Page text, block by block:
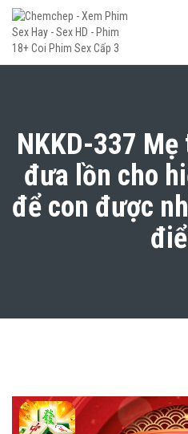
NKKD-337
đưa lồn cho
để con được